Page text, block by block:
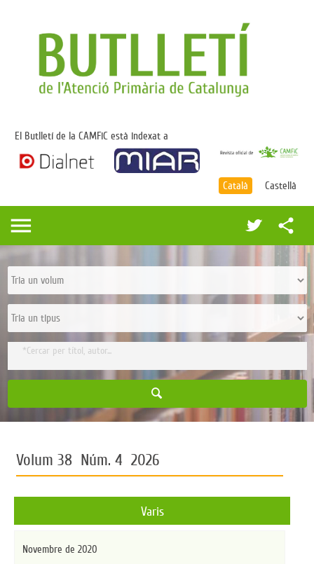
El Butlletí de la CAMFiC està indexat a
Català Castellà
share
menu
Volum 38 Núm. 4 2026
Varis
Novembre de 2020